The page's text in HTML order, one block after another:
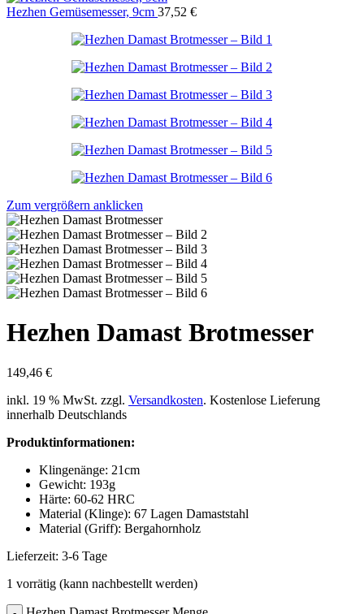
Hezhen Gemüsemesser, 9cm 37,52 €
Zum vergrößern anklicken
Hezhen Damast Brotmesser
149,46 €
inkl. 19 % MwSt. zzgl. Versandkosten. Kostenlose Lieferung
innerhalb Deutschlands
Produktinformationen:
Klingenänge: 21cm
Gewicht: 193g
Härte: 60-62 HRC
Material (Klinge): 67 Lagen Damaststahl
Material (Griff): Bergahornholz
Lieferzeit: 3-6 Tage
1 vorrätig (kann nachbestellt werden)